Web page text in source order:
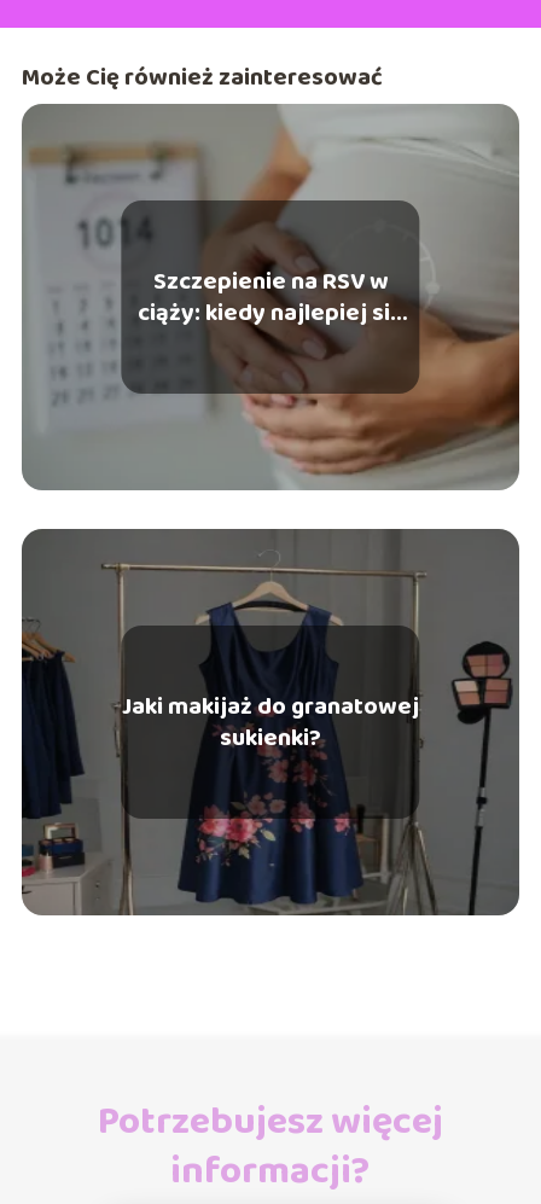
Może Cię również zainteresować
Szczepienie na RSV w
ciąży: kiedy najlepiej się
zaszczepić?
Jaki makijaż do granatowej
sukienki?
Potrzebujesz więcej
informacji?